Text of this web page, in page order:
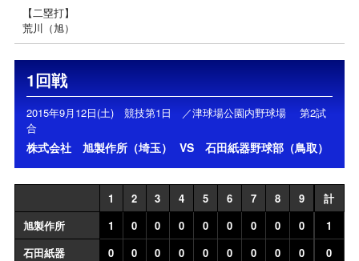
【二塁打】
荒川（旭）
1回戦
2015年9月12日(土) 競技第1日 ／津球場公園内野球場 第2試
合
株式会社 旭製作所（埼玉） VS 石田紙器野球部（鳥取）
1 2 3 4 5 6 7 8 9
計
旭製作所
1 0 0 0 0 0 0 0 0
1
石田紙器
0 0 0 0 0 0 0 0 0 0